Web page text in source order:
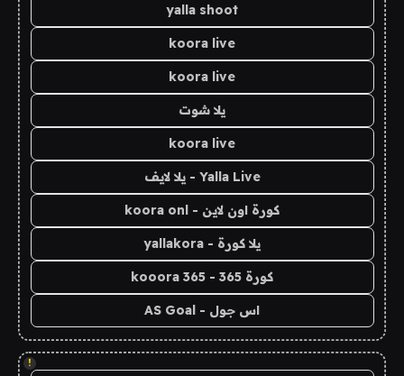
yalla shoot
koora live
koora live
يلا شوت
koora live
Yalla Live - يلا لايف
كورة اون لاين - koora onl
يلا كورة - yallakora
كورة 365 - kooora 365
اس جول - AS Goal
!